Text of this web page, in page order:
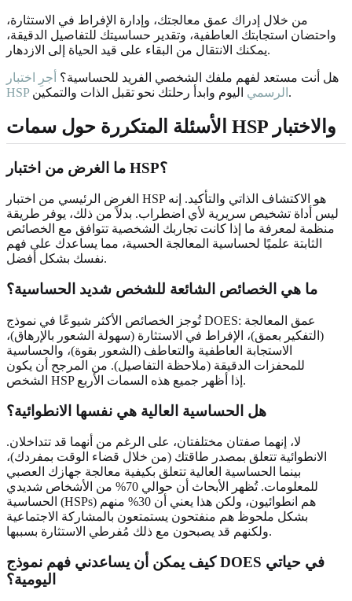
من خلال إدراك عمق معالجتك، وإدارة الإفراط في الاستثارة،
واحتضان استجابتك العاطفية، وتقدير حساسيتك للتفاصيل الدقيقة،
يمكنك الانتقال من البقاء على قيد الحياة إلى الازدهار.
هل أنت مستعد لفهم ملفك الشخصي الفريد للحساسية؟ أجرِ اختبار
HSP الرسمي اليوم وابدأ رحلتك نحو تقبل الذات والتمكين.
الأسئلة المتكررة حول سمات HSP والاختبار
ما الغرض من اختبار HSP؟
الغرض الرئيسي من اختبار HSP هو الاكتشاف الذاتي والتأكيد. إنه
ليس أداة تشخيص سريرية لأي اضطراب. بدلاً من ذلك، يوفر طريقة
منظمة لمعرفة ما إذا كانت تجاربك الشخصية تتوافق مع الخصائص
الثابتة علميًا لحساسية المعالجة الحسية، مما يساعدك على فهم
نفسك بشكل أفضل.
ما هي الخصائص الشائعة للشخص شديد الحساسية؟
تُوجز الخصائص الأكثر شيوعًا في نموذج DOES: عمق المعالجة
(التفكير بعمق)، الإفراط في الاستثارة (سهولة الشعور بالإرهاق)،
الاستجابة العاطفية والتعاطف (الشعور بقوة)، والحساسية
للمحفزات الدقيقة (ملاحظة التفاصيل). من المرجح أن يكون
الشخص HSP إذا أظهر جميع هذه السمات الأربع.
هل الحساسية العالية هي نفسها الانطوائية؟
لا، إنهما صفتان مختلفتان، على الرغم من أنهما قد تتداخلان.
الانطوائية تتعلق بمصدر طاقتك (من خلال قضاء الوقت بمفردك)،
بينما الحساسية العالية تتعلق بكيفية معالجة جهازك العصبي
للمعلومات. تُظهر الأبحاث أن حوالي 70% من الأشخاص شديدي
الحساسية (HSPs) هم انطوائيون، ولكن هذا يعني أن 30% منهم
بشكل ملحوظ هم منفتحون يستمتعون بالمشاركة الاجتماعية
ولكنهم قد يصبحون مع ذلك مُفرطي الاستثارة بسببها.
كيف يمكن أن يساعدني فهم نموذج DOES في حياتي
اليومية؟